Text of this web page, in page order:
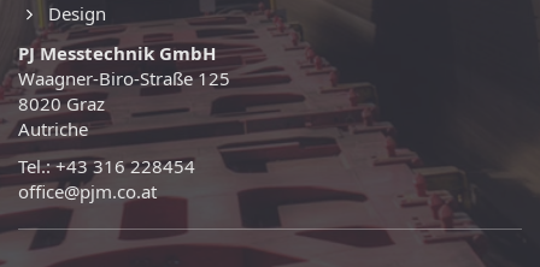
Design
PJ Messtechnik GmbH
Waagner-Biro-Straße 125
8020 Graz
Autriche
Tel.: +43 316 228454
office@pjm.co.at